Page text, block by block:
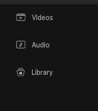
Videos
Audio
Library